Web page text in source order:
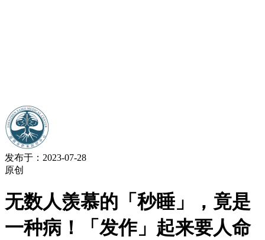
发布于：2023-07-28
原创
无数人羡慕的「秒睡」，竟是
一种病！「发作」起来要人命